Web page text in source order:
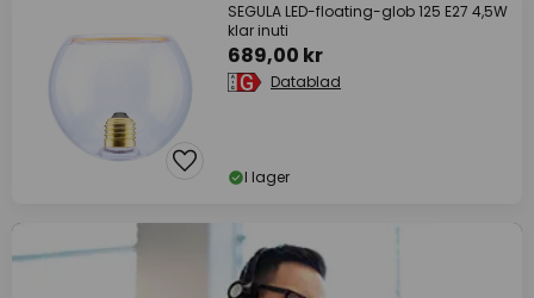
SEGULA LED-floating-glob 125 E27 4,5W
klar inuti
689,00 kr
Datablad
I lager